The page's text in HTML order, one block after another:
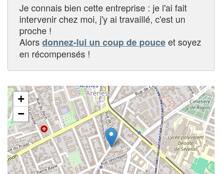
Je connais bien cette entreprise : je l'ai fait
intervenir chez moi, j'y ai travaillé, c'est un
proche !
Alorsdonnez-lui un coup de pouceet soyez
en récompensés !
+
−
✕
vos